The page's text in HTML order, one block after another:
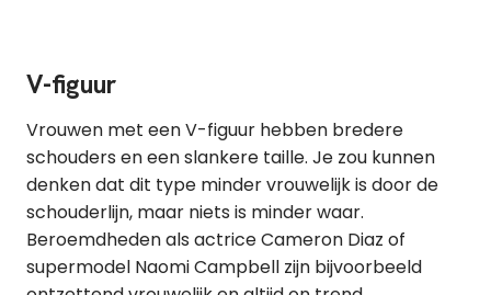
V-figuur
Vrouwen met een V-figuur hebben bredere
schouders en een slankere taille. Je zou kunnen
denken dat dit type minder vrouwelijk is door de
schouderlijn, maar niets is minder waar.
Beroemdheden als actrice Cameron Diaz of
supermodel Naomi Campbell zijn bijvoorbeeld